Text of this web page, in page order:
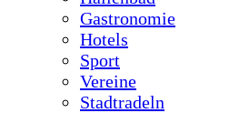
Gastronomie
Hotels
Sport
Vereine
Stadtradeln